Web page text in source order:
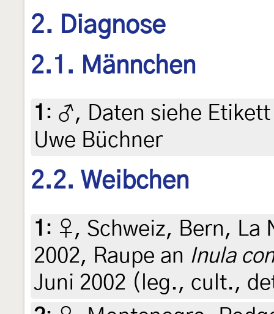
2. Diagnose
2.1. Männchen
1 : ♂, Daten siehe
Uwe Büchner
2.2. Weibchen
1 : ♀, Schweiz, Bern, La
2002, Raupe an Inula
Juni 2002 (leg., cult.,